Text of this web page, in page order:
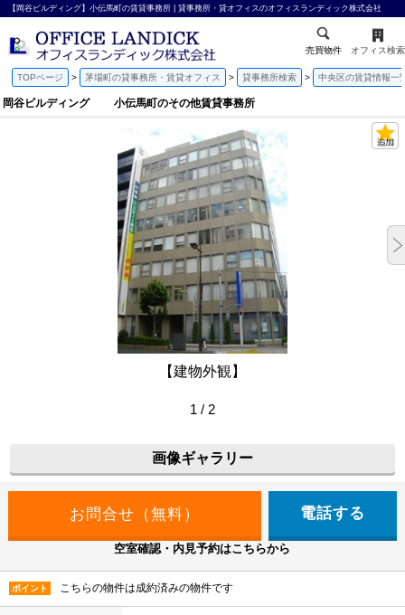
【岡谷ビルディング】小伝馬町の賃貸事務所 | 貸事務所・貸オフィスのオフィスランディック株式会社
売買物件 オフィス検索
TOPページ 茅場町の貸事務所・賃貸オフィス 貸事務所検索 中央区の賃貸情報一
岡谷ビルディング 小伝馬町のその他賃貸事務所
【建物外観】
1 / 2
画像ギャラリー
電話する
空室確認・内見予約はこちらから
ポイント こちらの物件は成約済みの物件です